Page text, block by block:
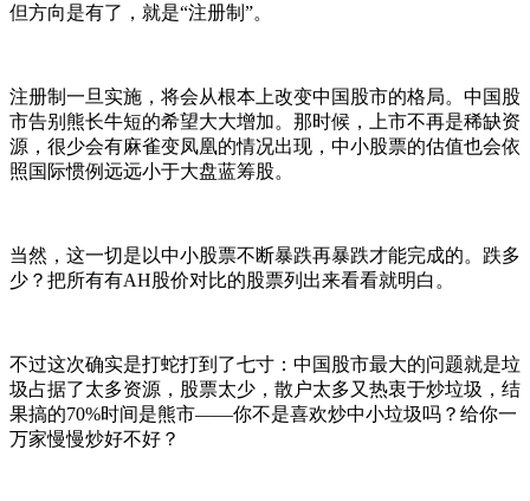
但方向是有了，就是“注册制”。
注册制一旦实施，将会从根本上改变中国股市的格局。中国股
市告别熊长牛短的希望大大增加。那时候，上市不再是稀缺资
源，很少会有麻雀变凤凰的情况出现，中小股票的估值也会依
照国际惯例远远小于大盘蓝筹股。
当然，这一切是以中小股票不断暴跌再暴跌才能完成的。跌多
少？把所有有AH股价对比的股票列出来看看就明白。
不过这次确实是打蛇打到了七寸：中国股市最大的问题就是垃
圾占据了太多资源，股票太少，散户太多又热衷于炒垃圾，结
果搞的70%时间是熊市——你不是喜欢炒中小垃圾吗？给你一
万家慢慢炒好不好？